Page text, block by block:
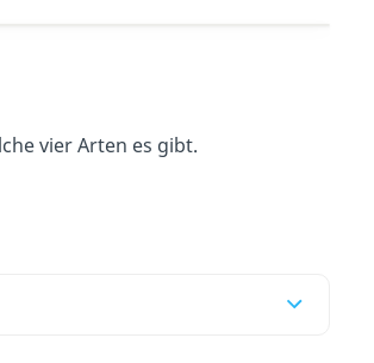
vier Arten es gibt.